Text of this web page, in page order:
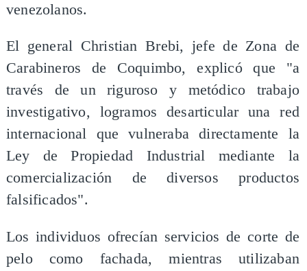
venezolanos.
El general Christian Brebi, jefe de Zona de
Carabineros de Coquimbo, explicó que "a
través de un riguroso y metódico trabajo
investigativo, logramos desarticular una red
internacional que vulneraba directamente la
Ley de Propiedad Industrial mediante la
comercialización de diversos productos
falsificados".
Los individuos ofrecían servicios de corte de
pelo como fachada, mientras utilizaban